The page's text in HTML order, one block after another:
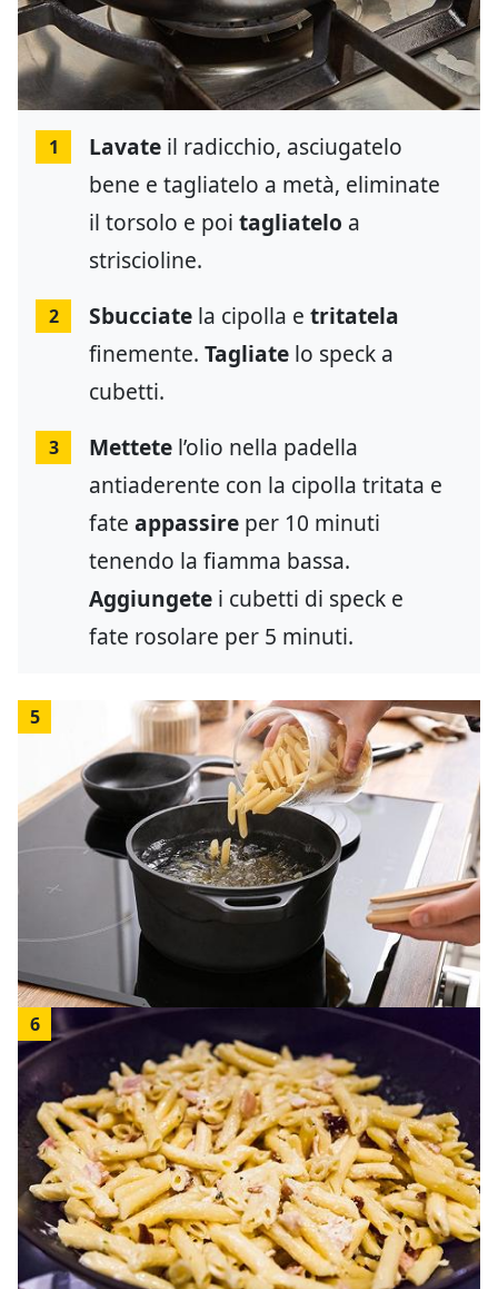
1 Lavate il radicchio, asciugatelo
bene e tagliatelo a metà, eliminate
il torsolo e poi tagliatelo a
striscioline.
2 Sbucciate la cipolla e tritatela
finemente. Tagliate lo speck a
cubetti.
3 Mettete l’olio nella padella
antiaderente con la cipolla tritata e
fate appassire per 10 minuti
tenendo la fiamma bassa.
Aggiungete i cubetti di speck e
fate rosolare per 5 minuti.
5
6